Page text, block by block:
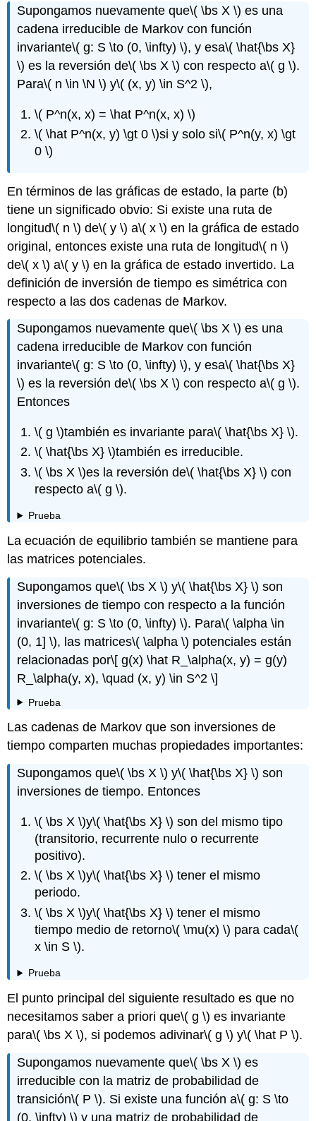
Supongamos nuevamente que\( \bs X \) es una
cadena irreducible de Markov con función
invariante\( g: S \to (0, \infty) \), y esa\( \hat{\bs X}
\) es la reversión de\( \bs X \) con respecto a\( g \).
Para\( n \in \N \) y\( (x, y) \in S^2 \),
\( P^n(x, x) = \hat P^n(x, x) \)
\( \hat P^n(x, y) \gt 0 \)si y solo si\( P^n(y, x) \gt
0 \)
En términos de las gráficas de estado, la parte (b)
tiene un significado obvio: Si existe una ruta de
longitud\( n \) de\( y \) a\( x \) en la gráfica de estado
original, entonces existe una ruta de longitud\( n \)
de\( x \) a\( y \) en la gráfica de estado invertido. La
definición de inversión de tiempo es simétrica con
respecto a las dos cadenas de Markov.
Supongamos nuevamente que\( \bs X \) es una
cadena irreducible de Markov con función
invariante\( g: S \to (0, \infty) \), y esa\( \hat{\bs X}
\) es la reversión de\( \bs X \) con respecto a\( g \).
Entonces
\( g \)también es invariante para\( \hat{\bs X} \).
\( \hat{\bs X} \)también es irreducible.
\( \bs X \)es la reversión de\( \hat{\bs X} \) con
respecto a\( g \).
Prueba
La ecuación de equilibrio también se mantiene para
las matrices potenciales.
Supongamos que\( \bs X \) y\( \hat{\bs X} \) son
inversiones de tiempo con respecto a la función
invariante\( g: S \to (0, \infty) \). Para\( \alpha \in
(0, 1] \), las matrices\( \alpha \) potenciales están
relacionadas por\[ g(x) \hat R_\alpha(x, y) = g(y)
R_\alpha(y, x), \quad (x, y) \in S^2 \]
Prueba
Las cadenas de Markov que son inversiones de
tiempo comparten muchas propiedades importantes:
Supongamos que\( \bs X \) y\( \hat{\bs X} \) son
inversiones de tiempo. Entonces
\( \bs X \)y\( \hat{\bs X} \) son del mismo tipo
(transitorio, recurrente nulo o recurrente
positivo).
\( \bs X \)y\( \hat{\bs X} \) tener el mismo
periodo.
\( \bs X \)y\( \hat{\bs X} \) tener el mismo
tiempo medio de retorno\( \mu(x) \) para cada\(
x \in S \).
Prueba
El punto principal del siguiente resultado es que no
necesitamos saber a priori que\( g \) es invariante
para\( \bs X \), si podemos adivinar\( g \) y\( \hat P \).
Supongamos nuevamente que\( \bs X \) es
irreducible con la matriz de probabilidad de
transición\( P \). Si existe una función a\( g: S \to
(0, \infty) \) y una matriz de probabilidad de